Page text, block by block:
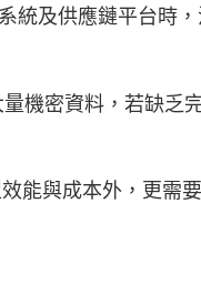
統及供應鏈平台時
機密資料，若缺乏
能與成本外，更需